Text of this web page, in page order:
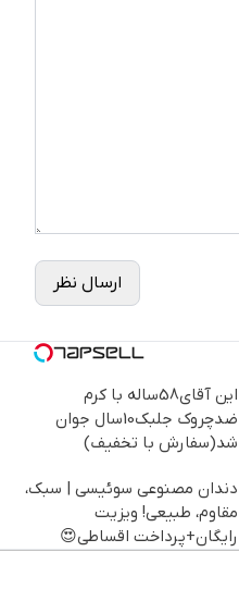
ارسال نظر
این آقای58ساله با کرم
ضدچروک جلبک10سال جوان
شد(سفارش با تخفیف)
دندان مصنوعی سوئیسی | سبک،
مقاوم، طبیعی! ویزیت
رایگان+پرداخت اقساطی😍